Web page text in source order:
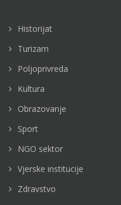
Historijat
Turizam
Poljoprivreda
Kultura
Obrazovanje
Sport
NGO sektor
Vjerske institucije
Zdravstvo